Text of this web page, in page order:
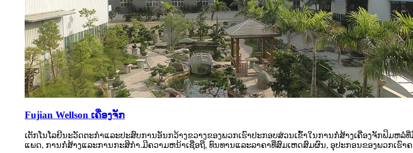
Fujian Wellson ເຄື່ອງຈັກ
ເຕັກໂນໂລຍີນະວັດຕະກໍາແລະປະສົບການອັນກວ້າງຂວາງຂອງພວກເຮົາປະກອບສ່ວນເຂົ້າໃນການກໍ່ສ້າງເຄື່ອງຈັກຟິມ
ແພດ, ການກໍ່ສ້າງແລະການກະສິກໍາ.ມີຄວາມຫນ້າເຊື່ອຖື, ທົນທານແລະລາຄາທີ່ສົມເຫດສົມຜົນ, ອຸປະກອນຂອງພວກເຮົາ